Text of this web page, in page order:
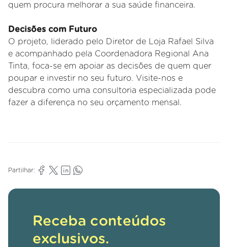
quem procura melhorar a sua saúde financeira.
Decisões com Futuro
O projeto, liderado pelo Diretor de Loja Rafael Silva
e acompanhado pela Coordenadora Regional Ana
Tinta, foca-se em apoiar as decisões de quem quer
poupar e investir no seu futuro. Visite-nos e
descubra como uma consultoria especializada pode
fazer a diferença no seu orçamento mensal.
Partilhar:
Receba conteúdos
exclusivos.